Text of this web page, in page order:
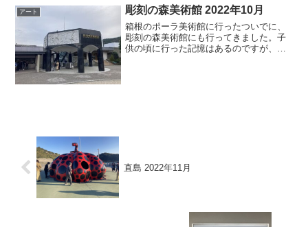
アート 彫刻の森美術館 2022年10月
箱根のポーラ美術館に行ったついでに、
彫刻の森美術館にも行ってきました。子
供の頃に行った記憶はあるのですが、ち
直島 2022年11月